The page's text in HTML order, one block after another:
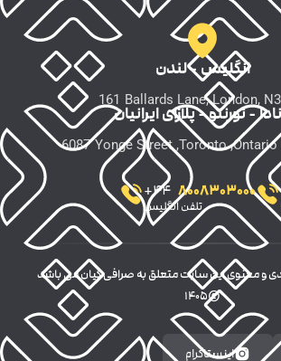
44 8008303000
+
تلفن انگلیس
انگلیس - لندن
161 Ballards Lane, London,
- تورنتو - پلازای ایرانیان
6087 Yonge Street ,Toronto ,Ontario
و معنوی این سایت متعلق به صرافی کیان می باشد
©۱۴۰۵
اینستاگرام